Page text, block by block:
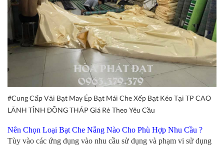
#Cung Cấp Vải Bạt May Ép Bạt Mái Che Xếp Bạt Kéo Tại TP CAO
LÃNH TỈNH ĐỒNG THÁP Giá Rẻ Theo Yêu Cầu
Nên Chọn Loại Bạt Che Nắng Nào Cho Phù Hợp Nhu Cầu ?
Tùy vào các ứng dụng vào nhu cầu sử dụng và phạm vi sử dụng